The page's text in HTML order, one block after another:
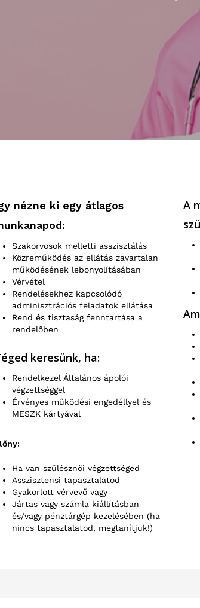
nézne ki egy átlagos
Szakorvosok melletti asszisztálás
Közreműködés az ellátás zavartalan
működésének lebonyolításában
Vérvétel
Rendelésekhez kapcsolódó
adminisztrációs feladatok ellátása
Rend és tisztaság fenntartása a
rendelőben
keresünk, ha:
Rendelkezel Általános ápolói
végzettséggel
Érvényes működési engedéllyel és
MESZK kártyával
Ha van szülésznői végzettséged
Asszisztensi tapasztalatod
Gyakorlott vérvevő vagy
Jártas vagy számla kiállításban
és/vagy pénztárgép kezelésében (ha
nincs tapasztalatod, megtanítjuk!)
A